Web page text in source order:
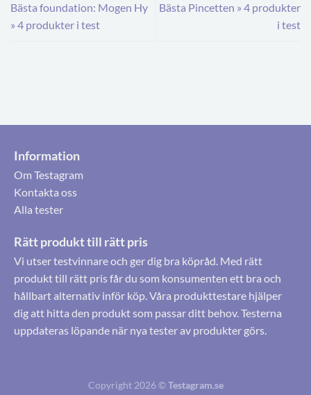
Bästa foundation: Mogen Hy
» 4 produkter i test
Bästa Pincetten » 4 produkter
i test
Information
Om Testagram
Kontakta oss
Alla tester
Rätt produkt till rätt pris
Vi utser testvinnare och ger dig bra köpråd. Med rätt
produkt till rätt pris får du som konsumenten ett bra och
hållbart alternativ inför köp. Våra produkttestare hjälper
dig att hitta den produkt som passar ditt behov. Testerna
uppdateras löpande när nya tester av produkter görs.
Copyright 2026 ©Testagram.se